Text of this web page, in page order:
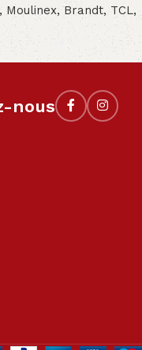
Brandt, TCL,
nous